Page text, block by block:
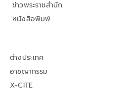
ข่าวพระราชสำนัก
หนังสือพิมพ์
ต่างประเทศ
อาชญากรรม
X-CITE